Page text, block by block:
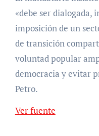
«debe ser dialogada,
imposición de un
de transición
voluntad popular
democracia y evitar
Petro.
Ver fuente